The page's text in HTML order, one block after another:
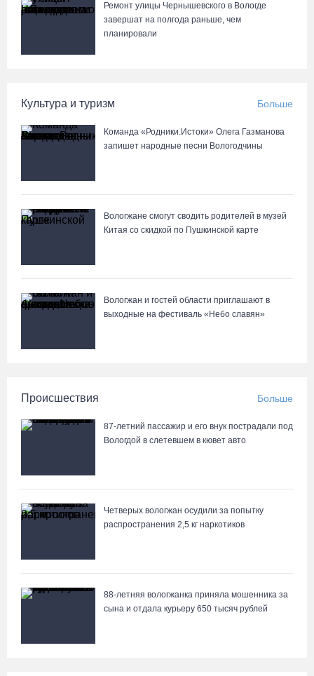
Ремонт улицы Чернышевского в Вологде
завершат на полгода раньше, чем
планировали
Культура и туризм Больше
Команда «Родники.Истоки» Олега Газманова
запишет народные песни Вологодчины
Вологжане смогут сводить родителей в музей
Китая со скидкой по Пушкинской карте
Вологжан и гостей области приглашают в
выходные на фестиваль «Небо славян»
Происшествия Больше
87-летний пассажир и его внук пострадали под
Вологдой в слетевшем в кювет авто
Четверых вологжан осудили за попытку
распространения 2,5 кг наркотиков
88-летняя вологжанка приняла мошенника за
сына и отдала курьеру 650 тысяч рублей